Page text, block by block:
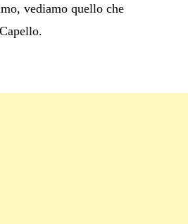
vediamo quello che